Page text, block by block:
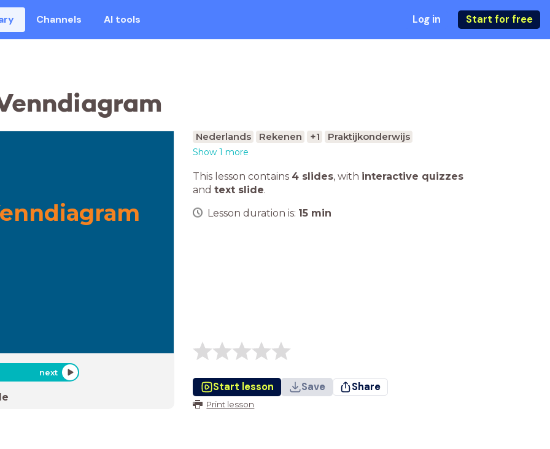
Channels AI tools Log in Start for free
next
Nederlands Rekenen +1 Praktijkonderwijs
Show 1 more
This lesson contains 4 slides, with interactive quizzes
and text slide.
Lesson duration is: 15 min
Start lesson Save Share
Print lesson